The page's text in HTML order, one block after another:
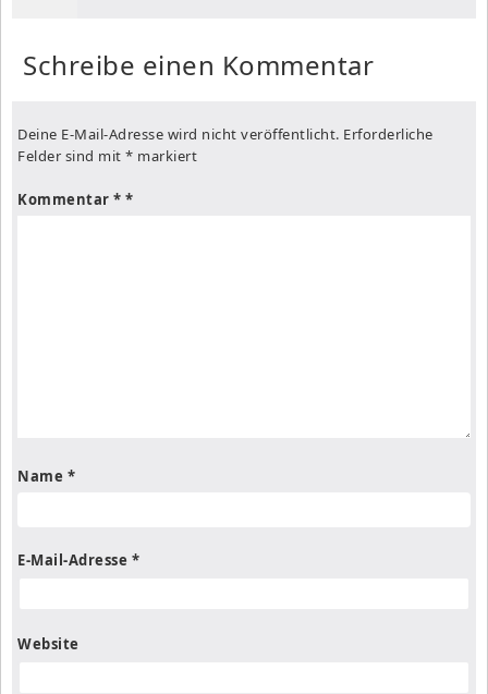
Schreibe einen Kommentar
Deine E-Mail-Adresse wird nicht veröffentlicht. Erforderliche
Felder sind mit * markiert
Kommentar *
Name *
E-Mail-Adresse *
Website